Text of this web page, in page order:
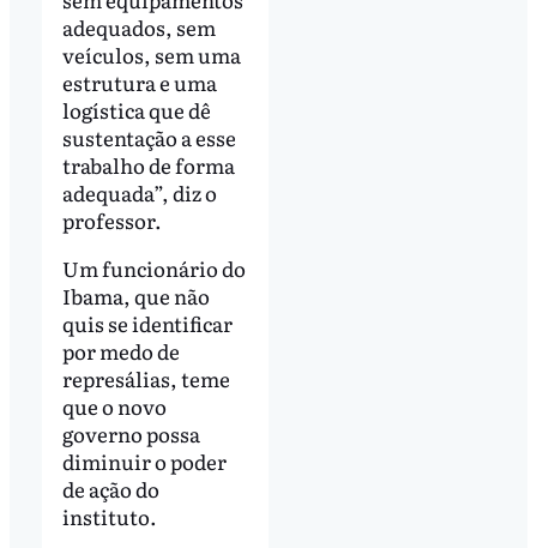
adequados, sem
veículos, sem uma
estrutura e uma
logística que dê
sustentação a esse
trabalho de forma
adequada”, diz o
professor.
Um funcionário do
Ibama, que não
quis se identificar
por medo de
represálias, teme
que o novo
governo possa
diminuir o poder
de ação do
instituto.